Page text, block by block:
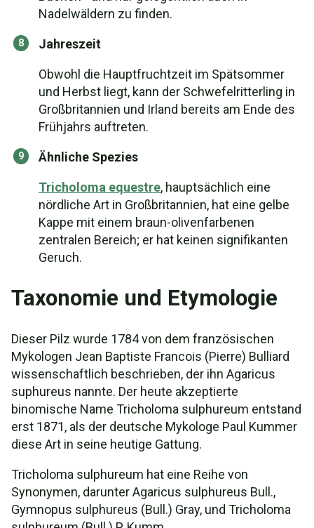
Nadelwäldern zu finden.
Jahreszeit
Obwohl die Hauptfruchtzeit im Spätsommer
und Herbst liegt, kann der Schwefelritterling in
Großbritannien und Irland bereits am Ende des
Frühjahrs auftreten.
Ähnliche Spezies
Tricholoma equestre, hauptsächlich eine
nördliche Art in Großbritannien, hat eine gelbe
Kappe mit einem braun-olivenfarbenen
zentralen Bereich; er hat keinen signifikanten
Geruch.
Taxonomie und Etymologie
Dieser Pilz wurde 1784 von dem französischen
Mykologen Jean Baptiste Francois (Pierre) Bulliard
wissenschaftlich beschrieben, der ihn Agaricus
suphureus nannte. Der heute akzeptierte
binomische Name Tricholoma sulphureum entstand
erst 1871, als der deutsche Mykologe Paul Kummer
diese Art in seine heutige Gattung.
Tricholoma sulphureum hat eine Reihe von
Synonymen, darunter Agaricus sulphureus Bull.,
Gymnopus sulphureus (Bull.) Gray, und Tricholoma